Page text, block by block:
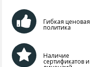
Гибкая ценовая
политика
Наличие
сертификатов и